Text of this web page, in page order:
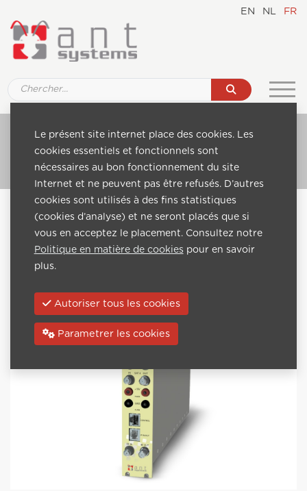
EN NL FR
Ref. 860 Coax-DVB-S2-2CI-2 Mux COFDM
Aller au catalogue
Home
Coax headends
Ref. 860 Coax-DVB-S2-2CI-2 Mux COFDM
Suivante:
Le présent site internet place des cookies. Les
cookies essentiels et fonctionnels sont
nécessaires au bon fonctionnement du site
Internet et ne peuvent pas être refusés. D’autres
cookies sont utilisés à des fins statistiques
(cookies d’analyse) et ne seront placés que si
vous en acceptez le placement. Consultez notre
Politique en matière de cookies pour en savoir
plus.
Autoriser tous les cookies
Parametrer les cookies